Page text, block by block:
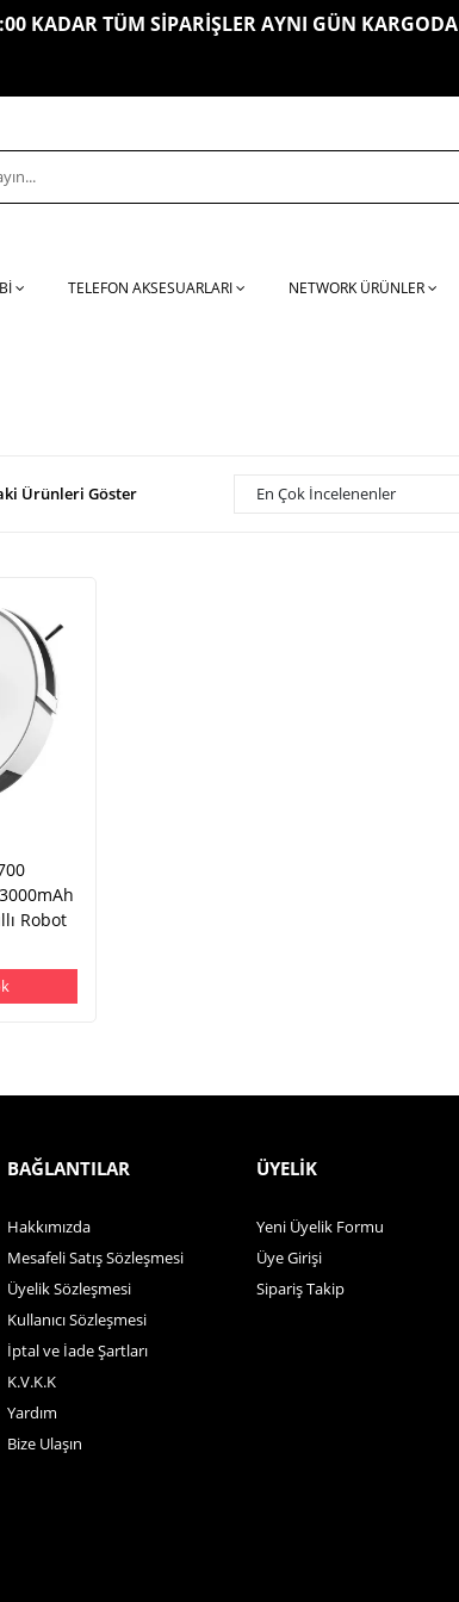
KADAR TÜM SİPARİŞLER AYNI GÜN KARGODA
TELEFON AKSESUARLARI NETWORK ÜRÜNLER
Ürünleri Göster En Çok İncelenenler
Robot
BAĞLANTILAR
Hakkımızda
Mesafeli Satış Sözleşmesi
Üyelik Sözleşmesi
Kullanıcı Sözleşmesi
İptal ve İade Şartları
K.V.K.K
Yardım
Bize Ulaşın
ÜYELİK
Yeni Üyelik Formu
Üye Girişi
Sipariş Takip